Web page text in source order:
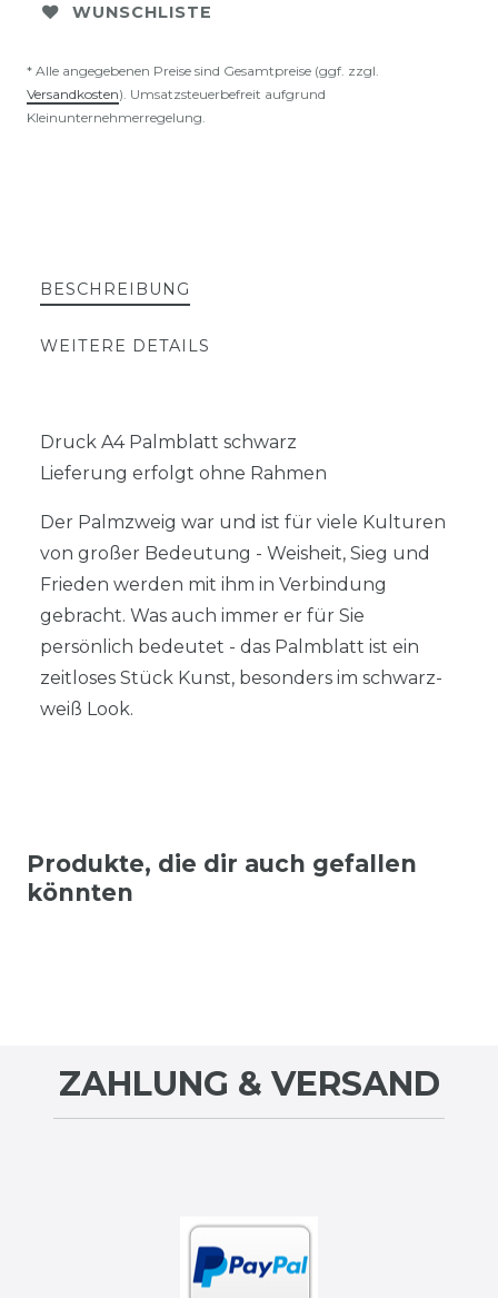
WUNSCHLISTE
* Alle angegebenen Preise sind Gesamtpreise (ggf. zzgl.
Versandkosten). Umsatzsteuerbefreit aufgrund
Kleinunternehmerregelung.
BESCHREIBUNG
WEITERE DETAILS
Druck A4 Palmblatt schwarz
Lieferung erfolgt ohne Rahmen
Der Palmzweig war und ist für viele Kulturen
von großer Bedeutung - Weisheit, Sieg und
Frieden werden mit ihm in Verbindung
gebracht. Was auch immer er für Sie
persönlich bedeutet - das Palmblatt ist ein
zeitloses Stück Kunst, besonders im schwarz-
weiß Look.
Produkte, die dir auch gefallen
könnten
ZAHLUNG & VERSAND